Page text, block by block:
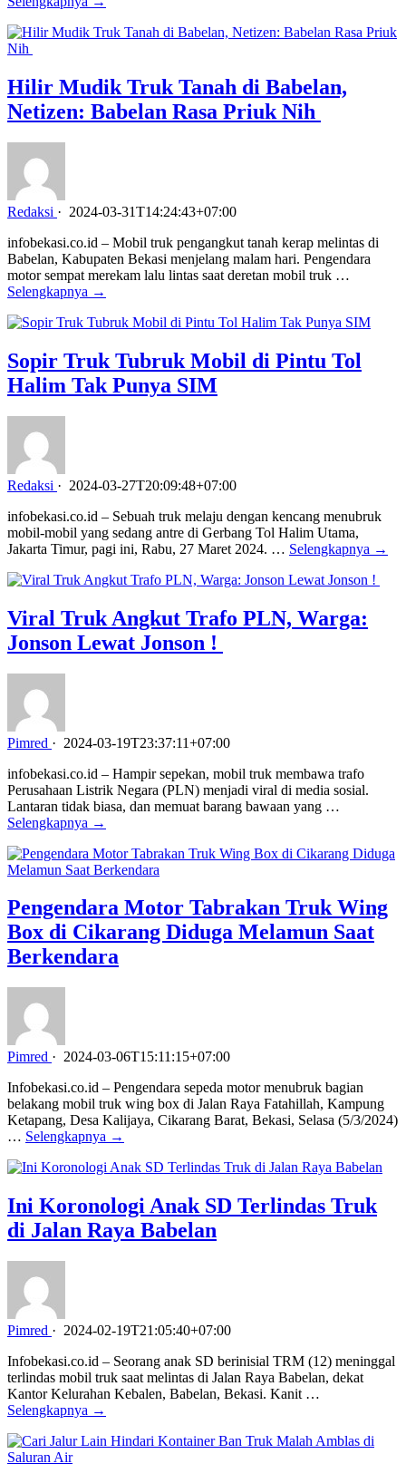
Hilir Mudik Truk Tanah di Babelan,
Netizen: Babelan Rasa Priuk Nih
Redaksi · 2024-03-31T14:24:43+07:00
infobekasi.co.id – Mobil truk pengangkut tanah kerap melintas di
Babelan, Kabupaten Bekasi menjelang malam hari. Pengendara
motor sempat merekam lalu lintas saat deretan mobil truk …
Selengkapnya →
Sopir Truk Tubruk Mobil di Pintu Tol
Halim Tak Punya SIM
Redaksi · 2024-03-27T20:09:48+07:00
infobekasi.co.id – Sebuah truk melaju dengan kencang menubruk
mobil-mobil yang sedang antre di Gerbang Tol Halim Utama,
Jakarta Timur, pagi ini, Rabu, 27 Maret 2024. … Selengkapnya →
Viral Truk Angkut Trafo PLN, Warga:
Jonson Lewat Jonson !
Pimred · 2024-03-19T23:37:11+07:00
infobekasi.co.id – Hampir sepekan, mobil truk membawa trafo
Perusahaan Listrik Negara (PLN) menjadi viral di media sosial.
Lantaran tidak biasa, dan memuat barang bawaan yang …
Selengkapnya →
Pengendara Motor Tabrakan Truk Wing
Box di Cikarang Diduga Melamun Saat
Berkendara
Pimred · 2024-03-06T15:11:15+07:00
Infobekasi.co.id – Pengendara sepeda motor menubruk bagian
belakang mobil truk wing box di Jalan Raya Fatahillah, Kampung
Ketapang, Desa Kalijaya, Cikarang Barat, Bekasi, Selasa (5/3/2024)
… Selengkapnya →
Ini Koronologi Anak SD Terlindas Truk
di Jalan Raya Babelan
Pimred · 2024-02-19T21:05:40+07:00
Infobekasi.co.id – Seorang anak SD berinisial TRM (12) meninggal
terlindas mobil truk saat melintas di Jalan Raya Babelan, dekat
Kantor Kelurahan Kebalen, Babelan, Bekasi. Kanit …
Selengkapnya →